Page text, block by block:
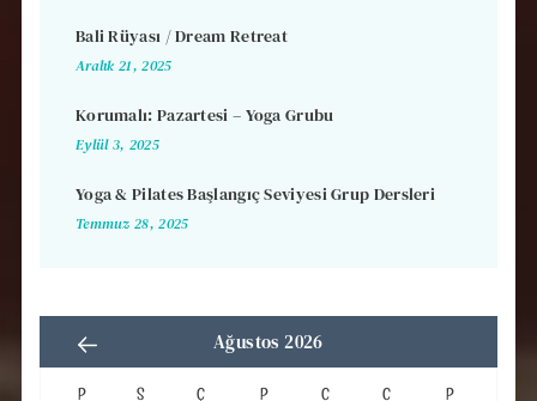
Bali Rüyası / Dream Retreat
Aralık 21, 2025
Korumalı: Pazartesi – Yoga Grubu
Eylül 3, 2025
Yoga & Pilates Başlangıç Seviyesi Grup Dersleri
Temmuz 28, 2025
Ağustos 2026
P S Ç P C C P